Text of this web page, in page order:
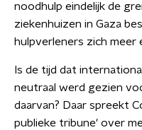
noodhulp eindelijk de
ziekenhuizen in Gaza
hulpverleners zich meer
Is de tijd dat
neutraal werd gezien
daarvan? Daar spreekt
publieke tribune' over